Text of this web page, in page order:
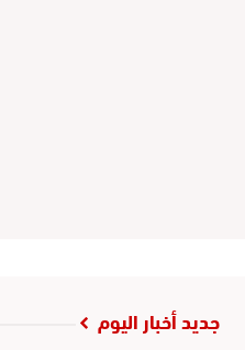
جديد أخبار اليوم